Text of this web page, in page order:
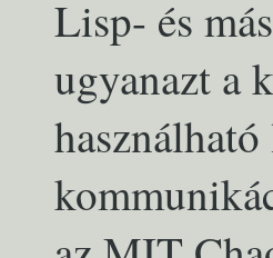
Lisp- és
ugyanazt a